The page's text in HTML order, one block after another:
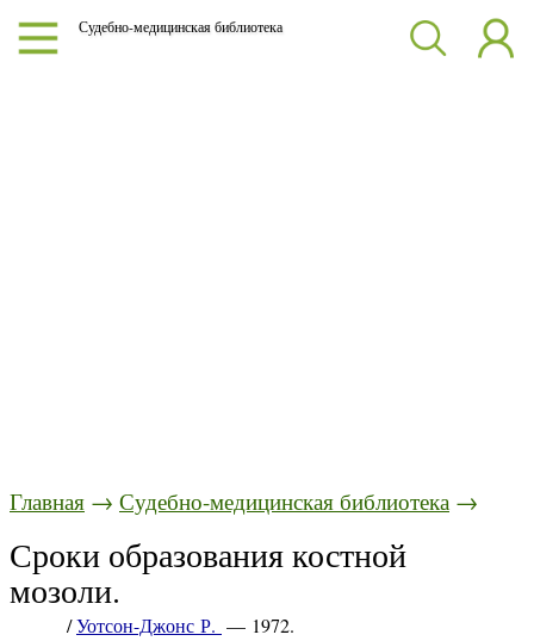
Судебно-медицинская библиотека
Главная → Судебно-медицинская библиотека →
Сроки образования костной
мозоли.
/Уотсон-Джонс Р. — 1972.